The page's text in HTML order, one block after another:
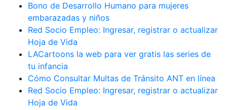
Bono de Desarrollo Humano para mujeres
embarazadas y niños
Red Socio Empleo: Ingresar, registrar o actualizar
Hoja de Vida
LACartoons la web para ver gratis las series de
tu infancia
Cómo Consultar Multas de Tránsito ANT en línea
Red Socio Empleo: Ingresar, registrar o actualizar
Hoja de Vida